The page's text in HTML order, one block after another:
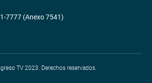
7777 (Anexo 7541)
TV 2023. Derechos reservados.